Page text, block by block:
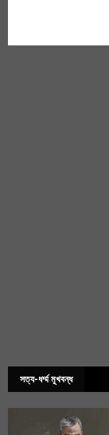
সত্য-ধর্ম্ম মূখবন্ধ